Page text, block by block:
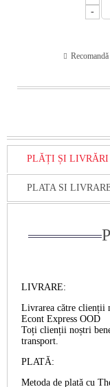
-
Recomandă
PLĂȚI ȘI LIVRĂRI
PLATA SI
LIVRARE:
Livrarea către clienții
Econt Express OOD
Toți clienții noștri
transport.
PLATĂ:
Metoda de plată cu